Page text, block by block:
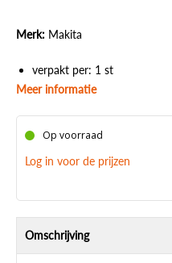
Merk: Makita
verpakt per: 1 st
Meer informatie
Op voorraad
Log in voor de prijzen
Omschrijving